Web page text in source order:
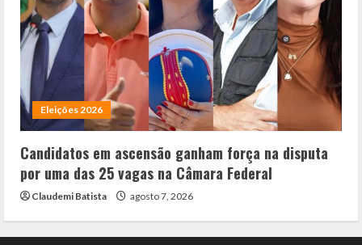
Eleições 2026
Candidatos em ascensão ganham força na disputa
por uma das 25 vagas na Câmara Federal
Claudemi Batista agosto 7, 2026